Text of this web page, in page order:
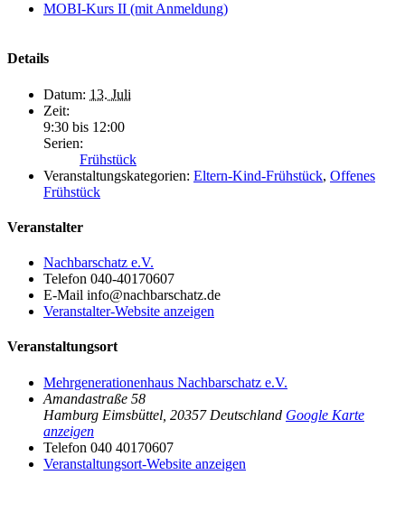
MOBI-Kurs II (mit Anmeldung)
Details
Datum: 13. Juli
Zeit:
9:30 bis 12:00
Serien:
Frühstück
Veranstaltungskategorien: Eltern-Kind-Frühstück, Offenes
Frühstück
Veranstalter
Nachbarschatz e.V.
Telefon 040-40170607
E-Mail info@nachbarschatz.de
Veranstalter-Website anzeigen
Veranstaltungsort
Mehrgenerationenhaus Nachbarschatz e.V.
Amandastraße 58
Hamburg Eimsbüttel 20357 Deutschland Google Karte
anzeigen
Telefon 040 40170607
Veranstaltungsort-Website anzeigen